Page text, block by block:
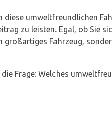
umweltfreundlichen
zu leisten. Egal, ob Sie
großartiges Fahrzeug,
Frage: Welches